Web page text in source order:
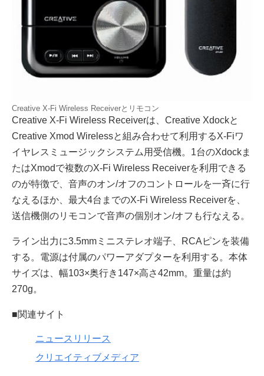
Creative X-Fi Wireless Receiverとリモコン
Creative X-Fi Wireless Receiverは、Creative Xdockと
Creative Xmod Wirelessと組み合わせて利用するX-Fiワ
イヤレスミュージックシステム用受信機。1台のXdockま
たはXmodで複数のX-Fi Wireless Receiverを利用できる
のが特徴で、音声のオン/オフのコントロールを一斉に行
なえるほか、最大4台までのX-Fi Wireless Receiverを、
送信機側のリモコンで音声の個別オン/オフも行なえる。
ライン出力に3.5mmミニステレオ端子、RCAピンを装備
する。電源は付属のパワーアダプターを利用する。本体
サイズは、幅103×奥行き147×高さ42mm。重量は約
270g。
■関連サイト
ニュースリリース
クリエイティブメディア